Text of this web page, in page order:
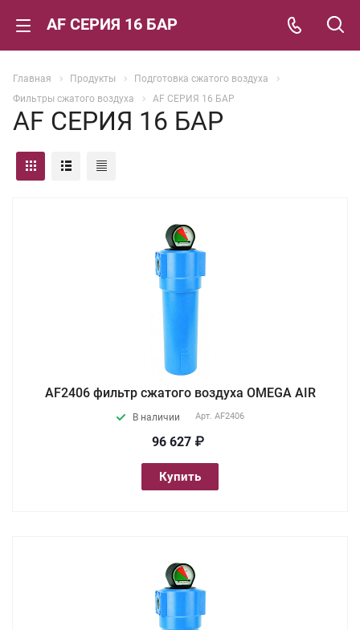
AF СЕРИЯ 16 БАР
Главная Продукты
Подготовка сжатого воздуха
Фильтры сжатого воздуха
AF СЕРИЯ 16 БАР
AF СЕРИЯ 16 БАР
AF2406 фильтр сжатого воздуха OMEGA AIR
В наличии Арт. AF2406
96 627 ₽
Купить